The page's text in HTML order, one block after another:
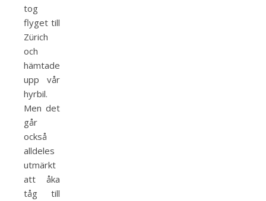
tog
flyget till
Zürich
och
hämtade
upp vår
hyrbil.
Men det
går
också
alldeles
utmärkt
att åka
tåg till